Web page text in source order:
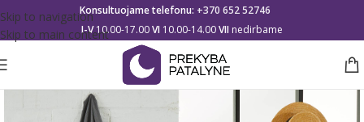
Skip to navigation
Skip to main content
Konsultuojame telefonu: +370 652 52746
I-V10.00-17.00VI 10.00-14.00VII nedirbame